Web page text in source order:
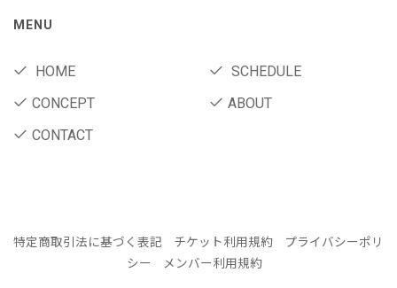
MENU
HOME
SCHEDULE
CONCEPT
ABOUT
CONTACT
特定商取引法に基づく表記 チケット利用規約
プライバシーポリ
シー
メンバー利用規約